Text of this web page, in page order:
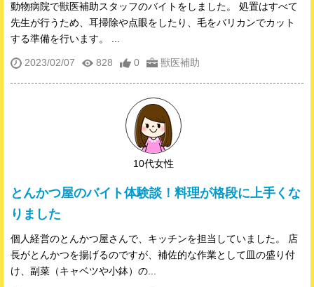
動物病院で獣医補助スタッフのバイトをしました。 処置はすべて
先生が行うため、耳掃除や点眼をしたり、毛をバリカンでカット
する準備を行います。 ...
2023/02/07 828 0 獣医補助
10代女性
とんかつ屋のバイト体験談！料理が格段に上手くな
りました
個人経営のとんかつ屋さんで、キッチンを担当していました。 店
長がとんかつを揚げるのですが、補佐的な作業として皿の盛り付
け、副菜（キャベツや小鉢）の...